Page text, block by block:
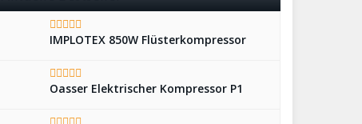
IMPLOTEX 850W Flüsterkompressor
Oasser Elektrischer Kompressor P1